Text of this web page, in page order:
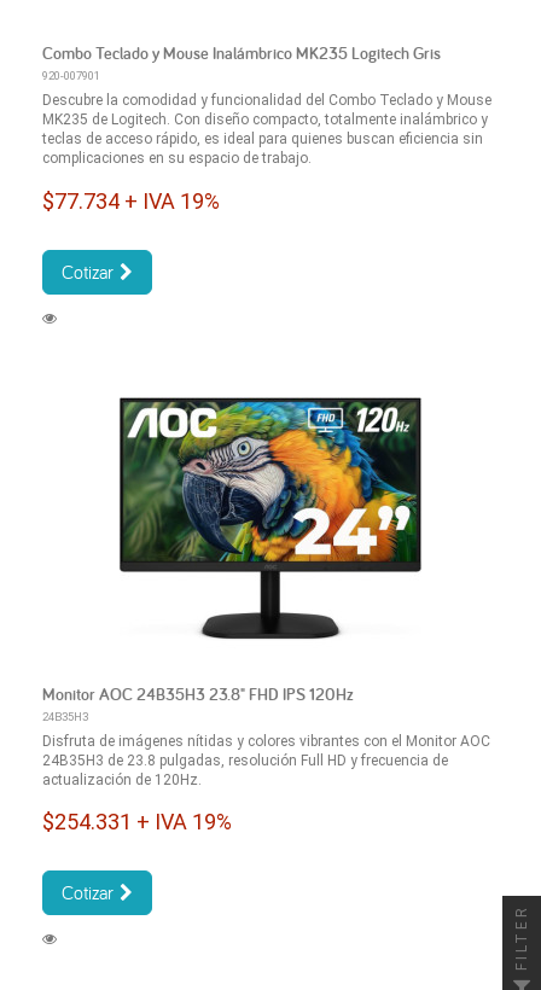
Combo Teclado y Mouse Inalámbrico MK235 Logitech Gris
920-007901
Descubre la comodidad y funcionalidad del Combo Teclado y Mouse
MK235 de Logitech. Con diseño compacto, totalmente inalámbrico y
teclas de acceso rápido, es ideal para quienes buscan eficiencia sin
complicaciones en su espacio de trabajo.
$77.734 + IVA 19%
Cotizar
Monitor AOC 24B35H3 23.8" FHD IPS 120Hz
24B35H3
Disfruta de imágenes nítidas y colores vibrantes con el Monitor AOC
24B35H3 de 23.8 pulgadas, resolución Full HD y frecuencia de
actualización de 120Hz.
$254.331 + IVA 19%
Cotizar
FILTER